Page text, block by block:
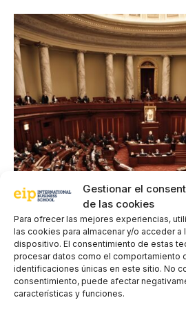
Gestionar el
de las cookies
Para ofrecer las mejores experiencias,
las cookies para almacenar y/o acceder a
dispositivo. El consentimiento de estas
procesar datos como el comportamiento
identificaciones únicas en este sitio. No
consentimiento, puede afectar
características y funciones.